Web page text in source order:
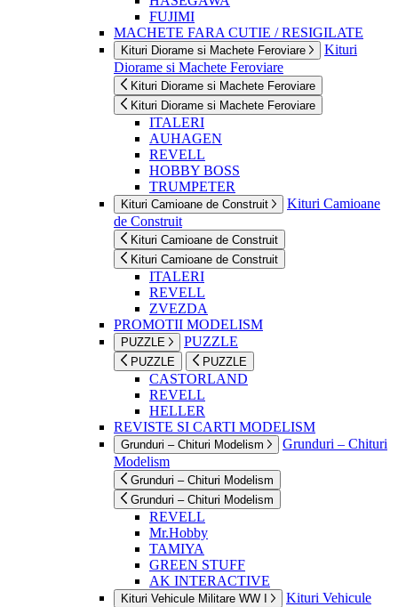
FUJIMI
MACHETE FARA CUTIE / RESIGILATE
Kituri Diorame si Machete Feroviare
Kituri
Diorame si Machete Feroviare
Kituri Diorame si Machete Feroviare
Kituri Diorame si Machete Feroviare
ITALERI
AUHAGEN
REVELL
HOBBY BOSS
TRUMPETER
Kituri Camioane de Construit
Kituri Camioane
de Construit
Kituri Camioane de Construit
Kituri Camioane de Construit
ITALERI
REVELL
ZVEZDA
PROMOTII MODELISM
PUZZLE PUZZLE
PUZZLE PUZZLE
CASTORLAND
REVELL
HELLER
REVISTE SI CARTI MODELISM
Grunduri – Chituri Modelism
Grunduri – Chituri
Modelism
Grunduri – Chituri Modelism
Grunduri – Chituri Modelism
REVELL
Mr.Hobby
TAMIYA
GREEN STUFF
AK INTERACTIVE
Kituri Vehicule Militare WW I
Kituri Vehicule